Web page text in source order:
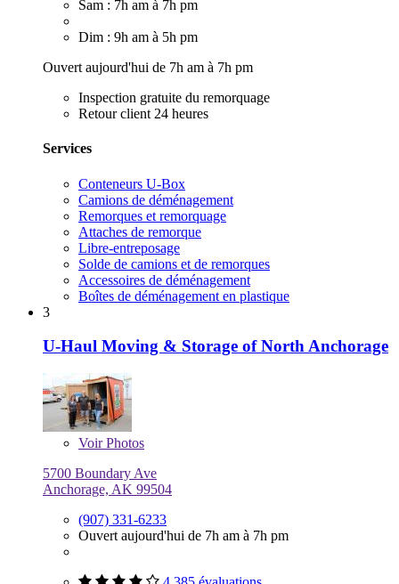
Sam : 7h am à 7h pm
Dim : 9h am à 5h pm
Ouvert aujourd'hui de 7h am à 7h pm
Inspection gratuite du remorquage
Retour client 24 heures
Services
Conteneurs U-Box
Camions de déménagement
Remorques et remorquage
Attaches de remorque
Libre-entreposage
Solde de camions et de remorques
Accessoires de déménagement
Boîtes de déménagement en plastique
3
U-Haul Moving & Storage of North Anchorage
VoirPhotos
5700 Boundary Ave
Anchorage, AK 99504
(907) 331-6233
Ouvert aujourd'hui de 7h am à 7h pm